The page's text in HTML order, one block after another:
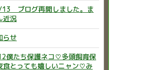
ブログ再開しました。ま
近況
らせ
僕たち保護ネコ♡多頭飼育保
食とっても嬉しいニャン♡み